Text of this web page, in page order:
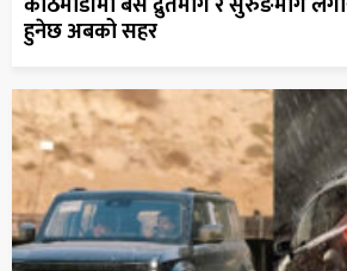
हुनेछ अबको सहर